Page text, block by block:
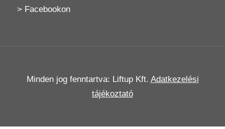
> Facebookon
Minden jog fenntartva: Liftup Kft. Adatkezelési
tájékoztató